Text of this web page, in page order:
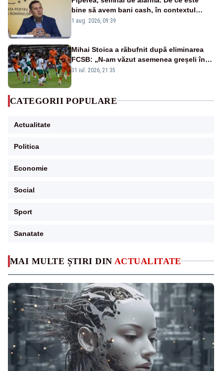
MAI MULTE ȘTIRI DIN ACTUALITATE
bine să avem bani cash, în contextul
alertei energetice?
1 aug. 2026, 09:39
Mihai Stoica a răbufnit după eliminarea
FCSB: „N-am văzut asemenea greșeli în
190 de meciuri europene”
31 iul. 2026, 21:35
CATEGORII POPULARE
Actualitate
Politica
Economie
Social
Sport
Sanatate